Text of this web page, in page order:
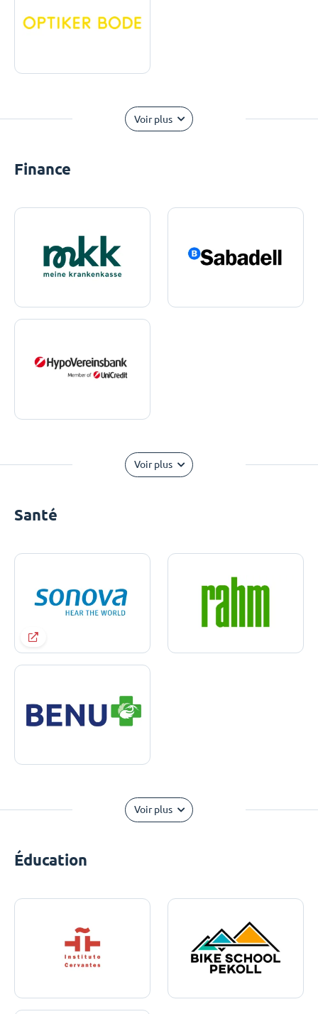
Voir plus
Finance
Voir plus
Santé
Voir plus
Éducation